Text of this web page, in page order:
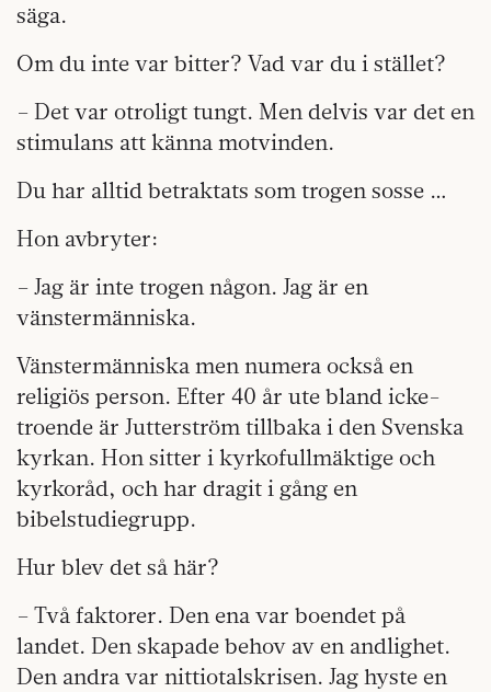
säga.
Om du inte var bitter? Vad var du i stället?
– Det var otroligt tungt. Men delvis var det en
stimulans att känna motvinden.
Du har alltid betraktats som trogen sosse …
Hon avbryter:
– Jag är inte trogen någon. Jag är en
vänstermänniska.
Vänstermänniska men numera också en
religiös person. Efter 40 år ute bland icke-
troende är Jutterström tillbaka i den Svenska
kyrkan. Hon sitter i kyrkofullmäktige och
kyrkoråd, och har dragit i gång en
bibelstudiegrupp.
Hur blev det så här?
– Två faktorer. Den ena var boendet på
landet. Den skapade behov av en andlighet.
Den andra var nittiotalskrisen. Jag hyste en